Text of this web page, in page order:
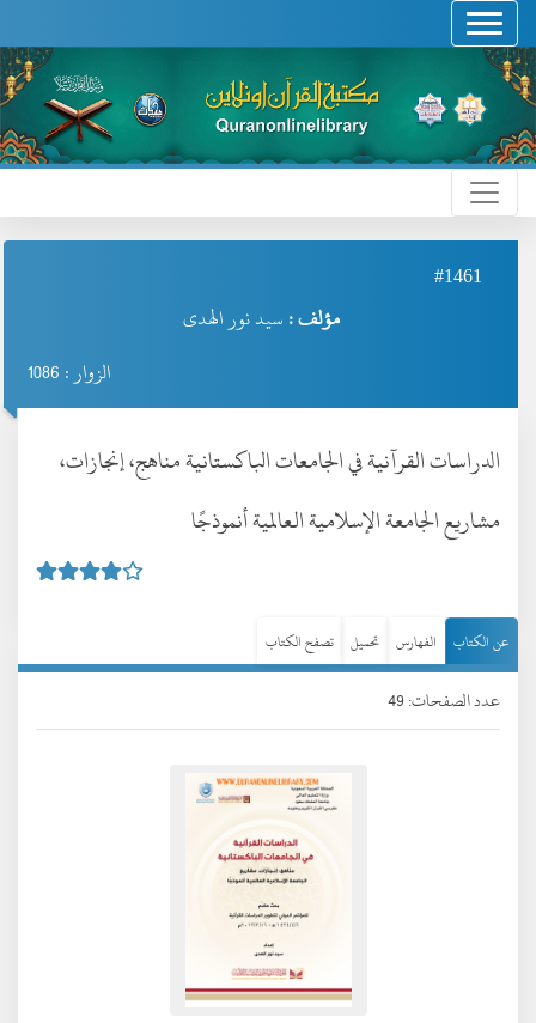
#1461
مؤلف : سيد نور الهدى
الزوار : 1086
الدراسات القرآنية في الجامعات الباكستانية مناهج، إنجازات،
مشاريع الجامعة الإسلامية العالمية أنموذجًا
عن الكتاب الفهارس تحميل تصفح الكتاب
عدد الصفحات: 49